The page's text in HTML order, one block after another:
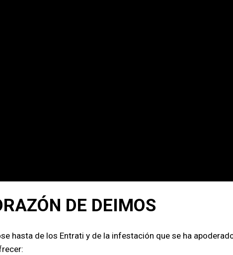
DE DEIMOS
hasta de los Entrati y de la infestación que se ha